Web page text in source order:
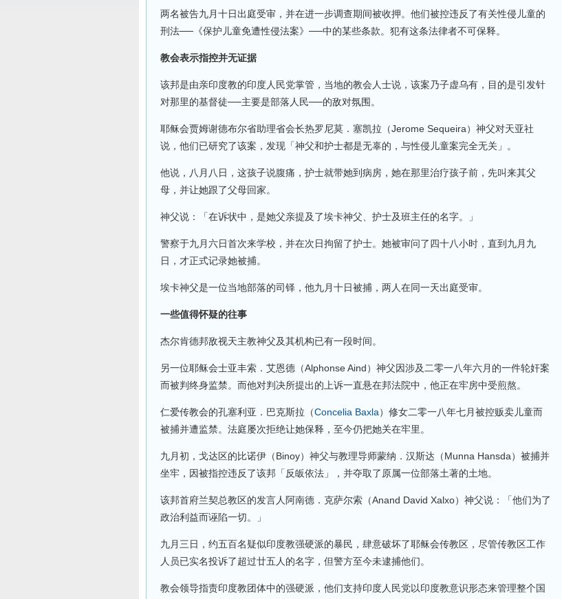
两名被告九月十日出庭受审，并在进一步调查期间被收押。他们被控违反了有关性侵儿童的
刑法──《保护儿童免遭性侵法案》──中的某些条款。犯有这条法律者不可保释。
教会表示指控并无证据
该邦是由亲印度教的印度人民党掌管，当地的教会人士说，该案乃子虚乌有，目的是引发针
对那里的基督徒──主要是部落人民──的敌对氛围。
耶稣会贾姆谢德布尔省助理省会长热罗尼莫．塞凯拉（Jerome Sequeira）神父对天亚社
说，他们已研究了该案，发现「神父和护士都是无辜的，与性侵儿童案完全无关」。
他说，八月八日，这孩子说腹痛，护士就带她到病房，她在那里治疗孩子前，先叫来其父
母，并让她跟了父母回家。
神父说：「在诉状中，是她父亲提及了埃卡神父、护士及班主任的名字。」
警察于九月六日首次来学校，并在次日拘留了护士。她被审问了四十八小时，直到九月九
日，才正式记录她被捕。
埃卡神父是一位当地部落的司铎，他九月十日被捕，两人在同一天出庭受审。
一些值得怀疑的往事
杰尔肯德邦敌视天主教神父及其机构已有一段时间。
另一位耶稣会士亚丰索．艾恩德（Alphonse Aind）神父因涉及二零一八年六月的一件轮奸案
而被判终身监禁。而他对判决所提出的上诉一直悬在邦法院中，他正在牢房中受煎熬。
仁爱传教会的孔塞利亚．巴克斯拉（Concelia Baxla）修女二零一八年七月被控贩卖儿童而
被捕并遭监禁。法庭屡次拒绝让她保释，至今仍把她关在牢里。
九月初，戈达区的比诺伊（Binoy）神父与教理导师蒙纳．汉斯达（Munna Hansda）被捕并
坐牢，因被指控违反了该邦「反皈依法」，并夺取了原属一位部落土著的土地。
该邦首府兰契总教区的发言人阿南德．克萨尔索（Anand David Xalxo）神父说：「他们为了
政治利益而诬陷一切。」
九月三日，约五百名疑似印度教强硬派的暴民，肆意破坏了耶稣会传教区，尽管传教区工作
人员已实名投诉了超过廿五人的名字，但警方至今未逮捕他们。
教会领导指责印度教团体中的强硬派，他们支持印度人民党以印度教意识形态来管理整个国